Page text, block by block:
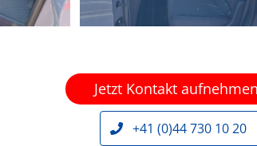
Jetzt Kontakt aufnehmen
+41 (0)44 730 10 20